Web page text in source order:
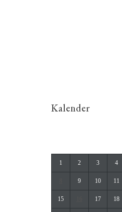
Kalender
1 2 3 4
9 10 11
15 17 18